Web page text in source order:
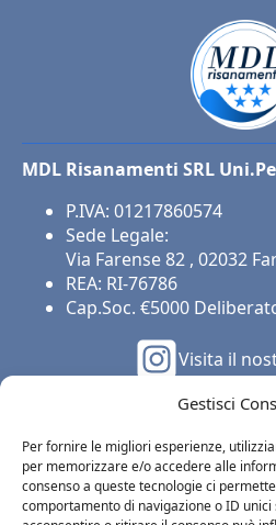
Gestisci
Per fornire le migliori esperienze,
per memorizzare e/o accedere alle
consenso a queste tecnologie ci
comportamento di navigazione o ID unici
MDL Risanamenti SRL
P.IVA: 01217860574
Sede Legale:
Via Farense 82 , 02032
REA: RI-76786
Cap.Soc. €5000
Visita il
Link
Servizi
Portfolio
Preventivo